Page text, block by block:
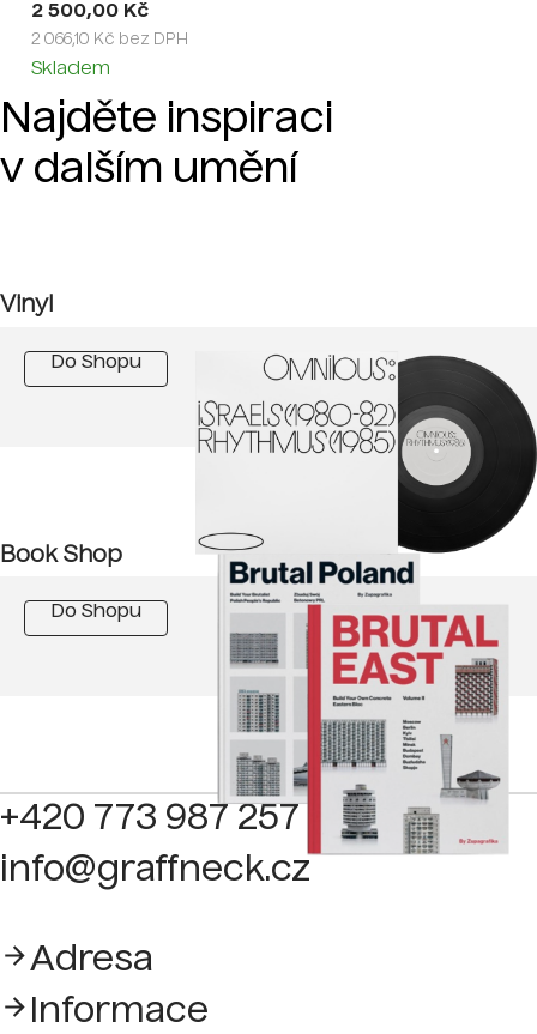
2 500,00 Kč
2 066,10 Kč bez DPH
Skladem
Najděte inspiraci
v dalším umění
Vinyl
Do Shopu
Book Shop
Do Shopu
+420 773 987 257
info@graffneck.cz
Adresa
Informace